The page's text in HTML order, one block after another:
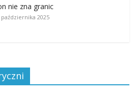
nie zna granic
października 2025